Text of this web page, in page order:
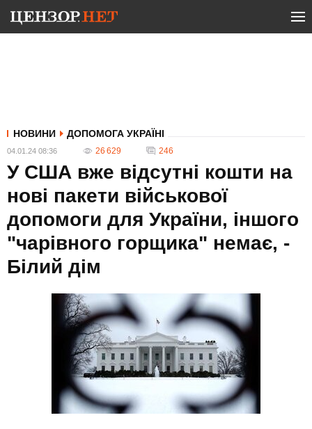
НОВИНИ ДОПОМОГА УКРАЇНІ
04.01.24 08:36 26 629 246
У США вже відсутні кошти на
нові пакети військової
допомоги для України, іншого
"чарівного горщика" немає, -
Білий дім